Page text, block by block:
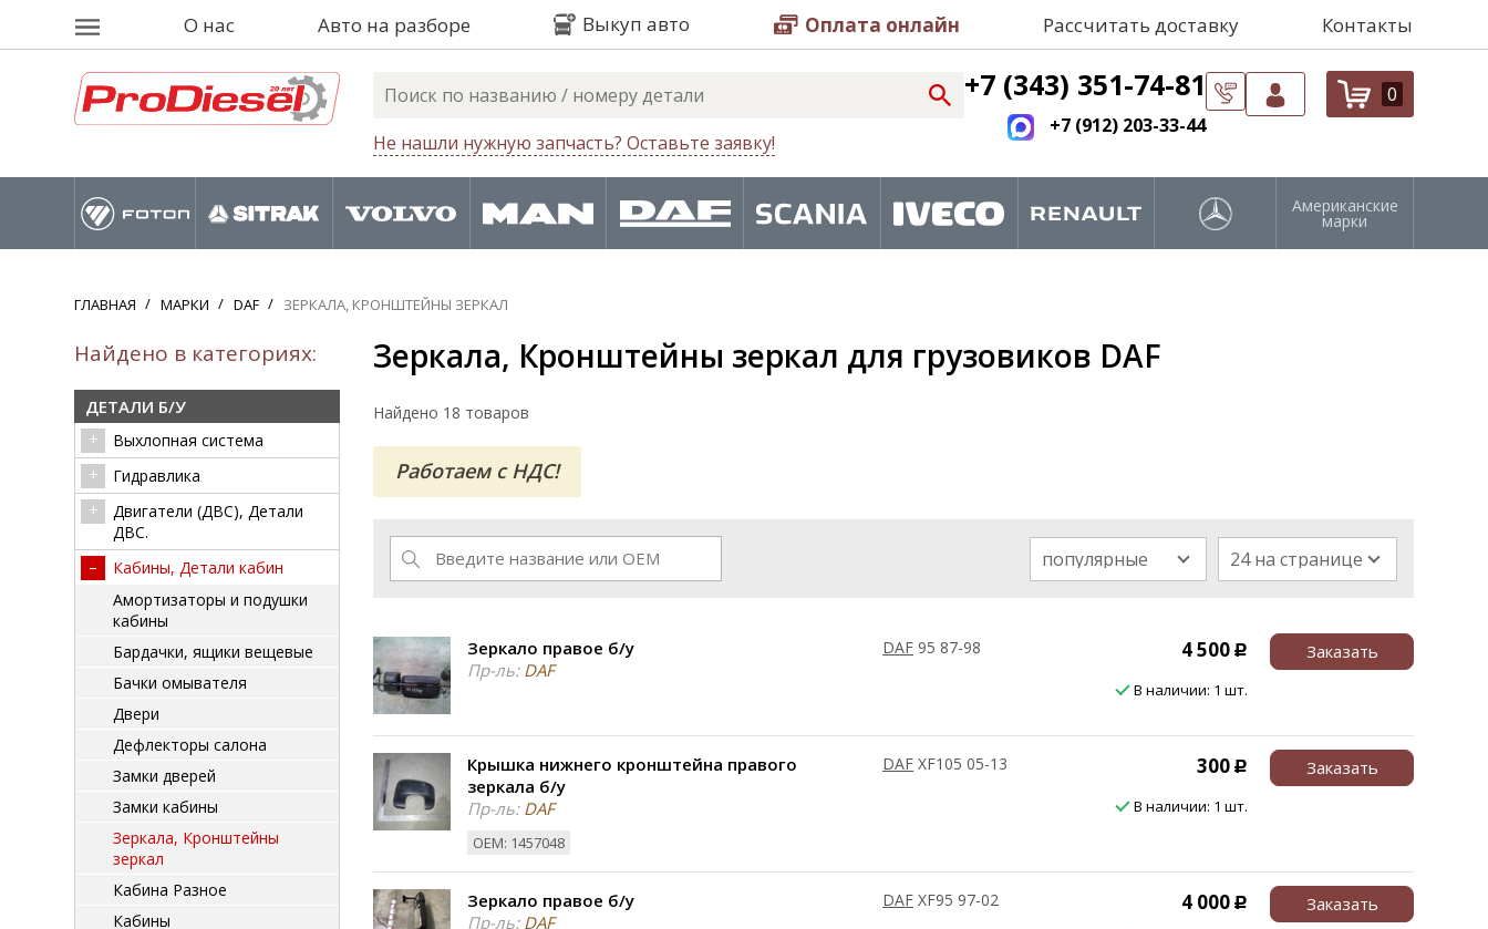
О нас Авто на разборе Выкуп авто Оплата онлайн Рассчитать доставку Контакты
Не нашли нужную запчасть? Оставьте заявку!
+7 (343) 351-74-81
+7 (912) 203-33-44
0
Американские
марки
ГЛАВНАЯ МАРКИ DAF ЗЕРКАЛА, КРОНШТЕЙНЫ ЗЕРКАЛ
Найдено в категориях:
ДЕТАЛИ Б/У
Выхлопная система
Гидравлика
Двигатели (ДВС), Детали
ДВС.
Кабины, Детали кабин
Амортизаторы и подушки
кабины
Бардачки, ящики вещевые
Бачки омывателя
Двери
Дефлекторы салона
Замки дверей
Замки кабины
Зеркала, Кронштейны
зеркал
Кабина Разное
Кабины
Зеркала, Кронштейны зеркал для грузовиков DAF
Найдено 18 товаров
Работаем с НДС!
популярные 24 на странице
Зеркало правое б/у
Пр-ль:DAF
DAF 95 87-98 4 500 Р
В наличии: 1 шт.
Заказать
Крышка нижнего кронштейна правого
зеркала б/у
Пр-ль:DAF
ОЕМ: 1457048
DAF XF105 05-13 300 Р
В наличии: 1 шт.
Заказать
Зеркало правое б/у
Пр-ль:DAF
DAF XF95 97-02 4 000 Р Заказать